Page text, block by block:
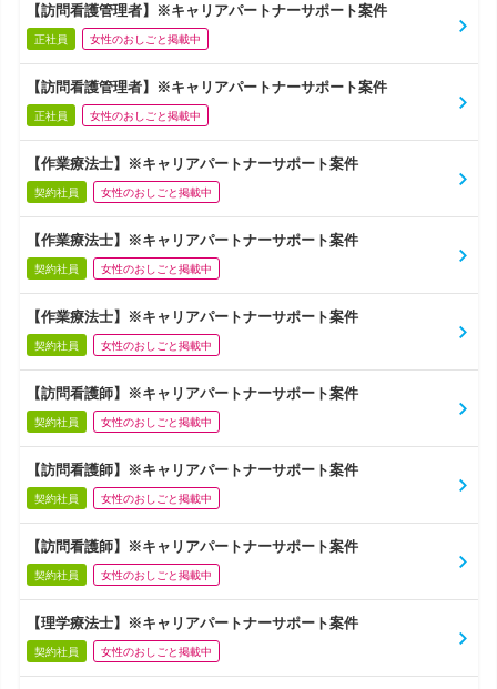
【訪問看護管理者】※キャリアパートナーサポート案件
正社員 女性のおしごと掲載中
【訪問看護管理者】※キャリアパートナーサポート案件
正社員 女性のおしごと掲載中
【作業療法士】※キャリアパートナーサポート案件
契約社員 女性のおしごと掲載中
【作業療法士】※キャリアパートナーサポート案件
契約社員 女性のおしごと掲載中
【作業療法士】※キャリアパートナーサポート案件
契約社員 女性のおしごと掲載中
【訪問看護師】※キャリアパートナーサポート案件
契約社員 女性のおしごと掲載中
【訪問看護師】※キャリアパートナーサポート案件
契約社員 女性のおしごと掲載中
【訪問看護師】※キャリアパートナーサポート案件
契約社員 女性のおしごと掲載中
【理学療法士】※キャリアパートナーサポート案件
契約社員 女性のおしごと掲載中